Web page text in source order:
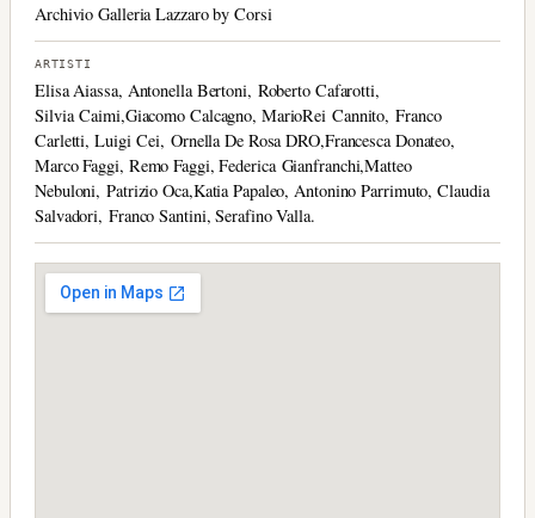
Archivio Galleria Lazzaro by Corsi
ARTISTI
Elisa Aiassa, Antonella Bertoni, Roberto Cafarotti,
Silvia Caimi,Giacomo Calcagno, MarioRei Cannito, Franco
Carletti, Luigi Cei, Ornella De Rosa DRO,Francesca Donateo,
Marco Faggi, Remo Faggi, Federica Gianfranchi,Matteo
Nebuloni, Patrizio Oca,Katia Papaleo, Antonino Parrimuto, Claudia
Salvadori, Franco Santini, Serafino Valla.